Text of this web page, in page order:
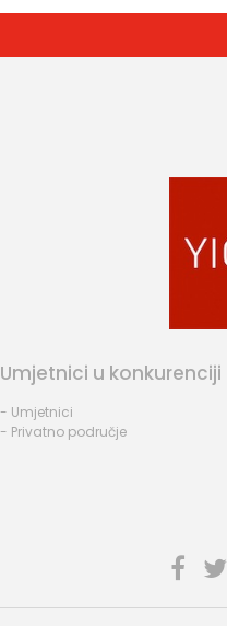
Umjetnici u konkurenciji
- Umjetnici
- Privatno područje